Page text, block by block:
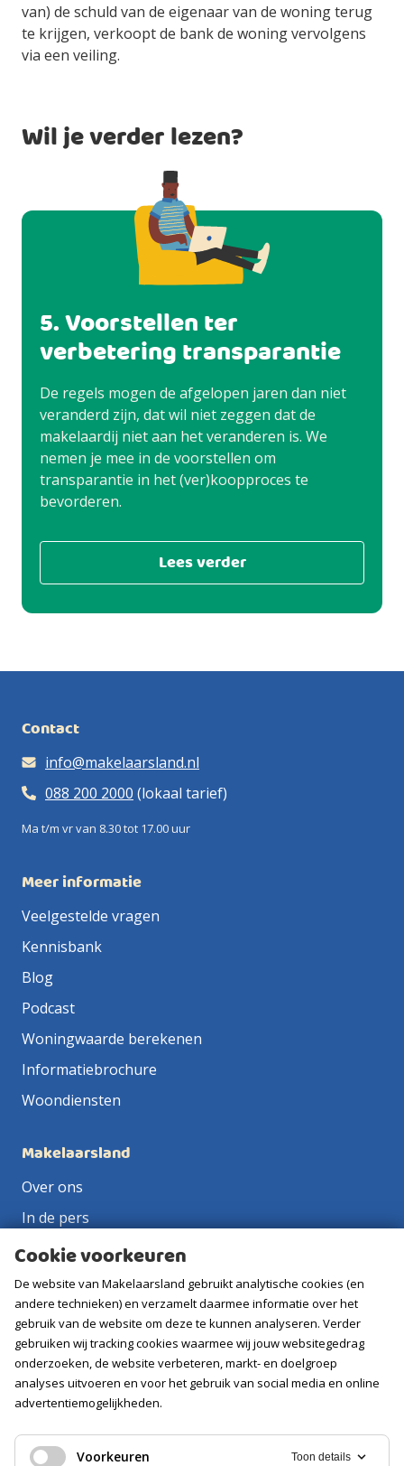
van) de schuld van de eigenaar van de woning terug
te krijgen, verkoopt de bank de woning vervolgens
via een veiling.
Wil je verder lezen?
5. Voorstellen ter
verbetering transparantie
De regels mogen de afgelopen jaren dan niet
veranderd zijn, dat wil niet zeggen dat de
makelaardij niet aan het veranderen is. We
nemen je mee in de voorstellen om
transparantie in het (ver)koopproces te
bevorderen.
Lees verder
Contact
info@makelaarsland.nl
088 200 2000 (lokaal tarief)
Ma t/m vr van 8.30 tot 17.00 uur
Meer informatie
Veelgestelde vragen
Kennisbank
Blog
Podcast
Woningwaarde berekenen
Informatiebrochure
Woondiensten
Makelaarsland
Over ons
In de pers
Huis verkopen
Makelaar in de buurt
Verkoopmakelaar
Aankoopmakelaar
Contact
Vacatures
Volg ons
Cookie voorkeuren
De website van Makelaarsland gebruikt analytische cookies (en
andere technieken) en verzamelt daarmee informatie over het
gebruik van de website om deze te kunnen analyseren. Verder
gebruiken wij tracking cookies waarmee wij jouw websitegedrag
onderzoeken, de website verbeteren, markt- en doelgroep
analyses uitvoeren en voor het gebruik van social media en online
advertentiemogelijkheden.
Voorkeuren Toon details